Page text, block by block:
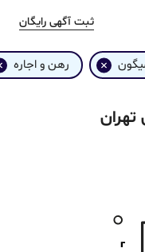
ثبت آگهی رایگان
رهن و اجاره
تهران